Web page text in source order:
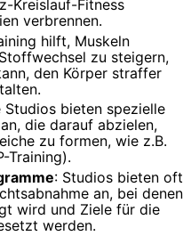
Kreislauf-Fitness
verbrennen.
hilft, Muskeln
zu steigern,
den Körper straffer
Studios bieten spezielle
die darauf abzielen,
zu formen, wie z.B.
Training).
: Studios bieten oft
an, bei denen
wird und Ziele für die
werden.